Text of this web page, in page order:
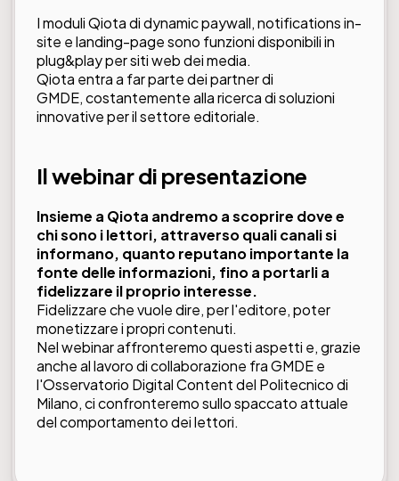
I moduli Qiota di dynamic paywall, notifications in-
site e landing-page sono funzioni disponibili in
plug&play per siti web dei media.
Qiota entra a far parte dei partner di
GMDE, costantemente alla ricerca di soluzioni
innovative per il settore editoriale.
Il webinar di presentazione
Insieme a Qiota andremo a scoprire dove e
chi sono i lettori, attraverso quali canali si
informano, quanto reputano importante la
fonte delle informazioni, fino a portarli a
fidelizzare il proprio interesse.
Fidelizzare che vuole dire, per l'editore, poter
monetizzare i propri contenuti.
Nel webinar affronteremo questi aspetti e, grazie
anche al lavoro di collaborazione fra GMDE e
l'Osservatorio Digital Content del Politecnico di
Milano, ci confronteremo sullo spaccato attuale
del comportamento dei lettori.